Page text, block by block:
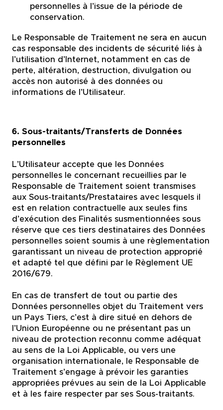
personnelles à l’issue de la période de
conservation.
Le Responsable de Traitement ne sera en aucun
cas responsable des incidents de sécurité liés à
l’utilisation d’Internet, notamment en cas de
perte, altération, destruction, divulgation ou
accès non autorisé à des données ou
informations de l’Utilisateur.
6. Sous-traitants/Transferts de Données
personnelles
L’Utilisateur accepte que les Données
personnelles le concernant recueillies par le
Responsable de Traitement soient transmises
aux Sous-traitants/Prestataires avec lesquels il
est en relation contractuelle aux seules fins
d’exécution des Finalités susmentionnées sous
réserve que ces tiers destinataires des Données
personnelles soient soumis à une règlementation
garantissant un niveau de protection approprié
et adapté tel que défini par le Règlement UE
2016/679.
En cas de transfert de tout ou partie des
Données personnelles objet du Traitement vers
un Pays Tiers, c’est à dire situé en dehors de
l’Union Européenne ou ne présentant pas un
niveau de protection reconnu comme adéquat
au sens de la Loi Applicable, ou vers une
organisation internationale, le Responsable de
Traitement s’engage à prévoir les garanties
appropriées prévues au sein de la Loi Applicable
et à les faire respecter par ses Sous-traitants.